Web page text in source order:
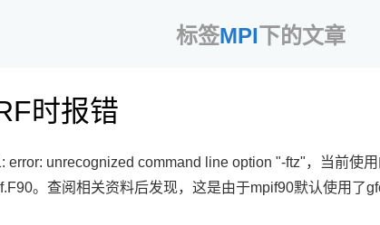
标签MPI下的文章
时报错
error: unrecognized command line option "-ftz"，当前使
。查阅相关资料后发现，这是由于mpif90默认使用了